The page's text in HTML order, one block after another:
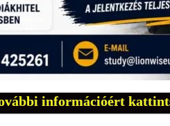
információért